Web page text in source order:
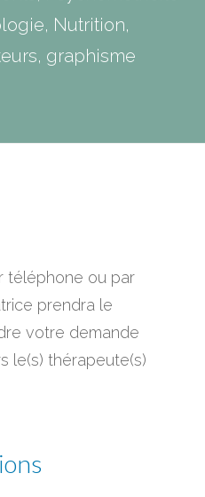
Nutrition,
graphisme
téléphone ou par
prendra le
votre demande
le(s) thérapeute(s)